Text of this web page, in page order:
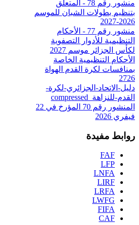
منشور رقم 78 - المتعلق
بتنظيم بطولات الشبان للموسم
2026-2027
منشور رقم 77 - الأحكام
التنظيمية للأدوار التصفوية
لكأس الجزائر موسم 2027
الأحكام التنظيمية الخاصة
بمنافسات لكرة القدم الهواة
2726
دليل-الاتحاد-الجزائري-لكرة-
القدم-للنزاهة_compressed
المنشور رقم 70 المؤرخ في 22
فيفري 2026
روابط مفيدة
FAF
LFP
LNFA
LIRF
LRFA
LWFG
FIFA
CAF